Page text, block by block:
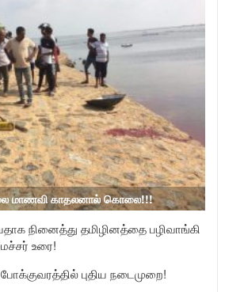
மாணவி காதலனால் கொலை!!!
நினைத்து தமிழினத்தை பழிவாங்கி
உரை!
புதிய நடைமுறை!